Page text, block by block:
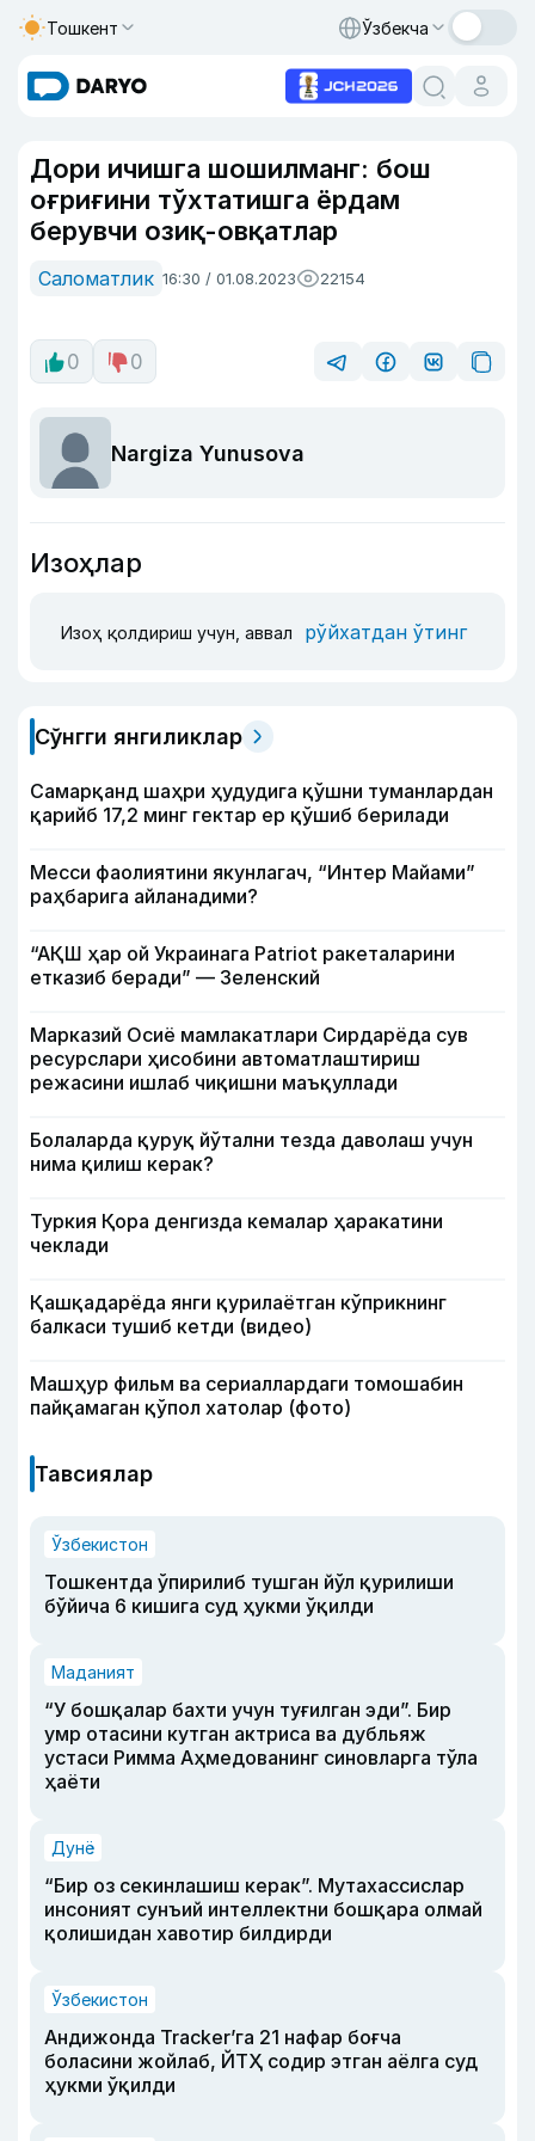
Тошкент Ўзбекча
Дори ичишга шошилманг: бош
оғриғини тўхтатишга ёрдам
берувчи озиқ-овқатлар
Саломатлик 16:30 / 01.08.2023 22154
0 0
Nargiza Yunusova
Изоҳлар
Изоҳ қолдириш учун, аввал рўйхатдан ўтинг
Сўнгги янгиликлар
Самарқанд шаҳри ҳудудига қўшни туманлардан
қарийб 17,2 минг гектар ер қўшиб берилади
Месси фаолиятини якунлагач, “Интер Майами”
раҳбарига айланадими?
“АҚШ ҳар ой Украинага Patriot ракеталарини
етказиб беради” — Зеленский
Марказий Осиё мамлакатлари Сирдарёда сув
ресурслари ҳисобини автоматлаштириш
режасини ишлаб чиқишни маъқуллади
Болаларда қуруқ йўтални тезда даволаш учун
нима қилиш керак?
Туркия Қора денгизда кемалар ҳаракатини
чеклади
Қашқадарёда янги қурилаётган кўприкнинг
балкаси тушиб кетди (видео)
Машҳур фильм ва сериаллардаги томошабин
пайқамаган қўпол хатолар (фото)
Тавсиялар
Ўзбекистон
Тошкентда ўпирилиб тушган йўл қурилиши
бўйича 6 кишига суд ҳукми ўқилди
Маданият
“У бошқалар бахти учун туғилган эди”. Бир
умр отасини кутган актриса ва дубльяж
устаси Римма Аҳмедованинг синовларга тўла
ҳаёти
Дунё
“Бир оз секинлашиш керак”. Мутахассислар
инсоният сунъий интеллектни бошқара олмай
қолишидан хавотир билдирди
Ўзбекистон
Андижонда Tracker’га 21 нафар боғча
боласини жойлаб, ЙТҲ содир этган аёлга суд
ҳукми ўқилди